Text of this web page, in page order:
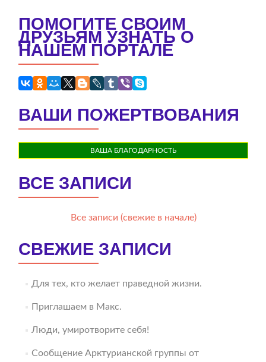
ПОМОГИТЕ СВОИМ
ДРУЗЬЯМ УЗНАТЬ О
НАШЕМ ПОРТАЛЕ
ВАШИ ПОЖЕРТВОВАНИЯ
ВАША БЛАГОДАРНОСТЬ
ВСЕ ЗАПИСИ
Все записи (свежие в начале)
СВЕЖИЕ ЗАПИСИ
Для тех, кто желает праведной жизни.
Приглашаем в Макс.
Люди, умиротворите себя!
Сообщение Арктурианской группы от